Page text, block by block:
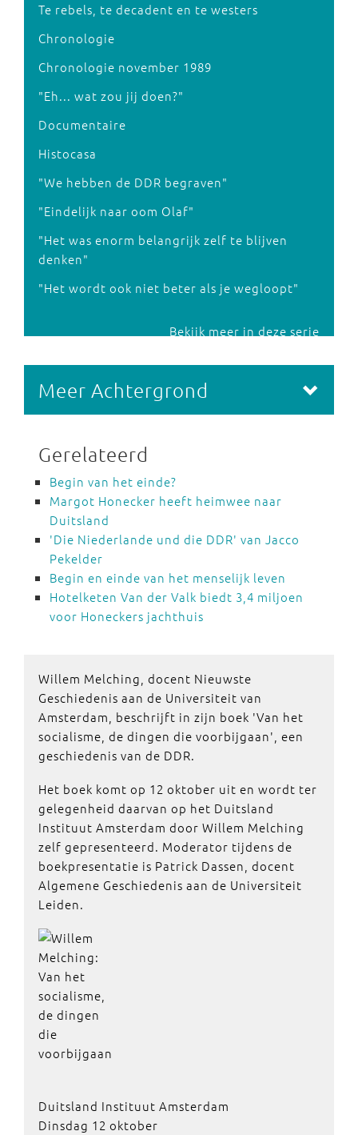
Te rebels, te decadent en te westers
Chronologie
Chronologie november 1989
"Eh... wat zou jij doen?"
Documentaire
Histocasa
"We hebben de DDR begraven"
"Eindelijk naar oom Olaf"
"Het was enorm belangrijk zelf te blijven
denken"
"Het wordt ook niet beter als je wegloopt"
Bekijk meer in deze serie
Meer Achtergrond
Gerelateerd
Begin van het einde?
Margot Honecker heeft heimwee naar
Duitsland
'Die Niederlande und die DDR' van Jacco
Pekelder
Begin en einde van het menselijk leven
Hotelketen Van der Valk biedt 3,4 miljoen
voor Honeckers jachthuis
Willem Melching, docent Nieuwste
Geschiedenis aan de Universiteit van
Amsterdam, beschrijft in zijn boek 'Van het
socialisme, de dingen die voorbijgaan', een
geschiedenis van de DDR.
Het boek komt op 12 oktober uit en wordt ter
gelegenheid daarvan op het Duitsland
Instituut Amsterdam door Willem Melching
zelf gepresenteerd. Moderator tijdens de
boekpresentatie is Patrick Dassen, docent
Algemene Geschiedenis aan de Universiteit
Leiden.
Duitsland Instituut Amsterdam
Dinsdag 12 oktober